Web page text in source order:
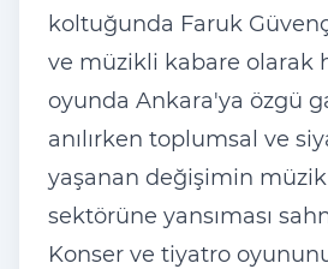
koltuğunda Faruk
ve müzikli kabare olarak
oyunda Ankara'ya özgü
anılırken toplumsal ve
yaşanan değişimin
sektörüne yansıması
Konser ve tiyatro